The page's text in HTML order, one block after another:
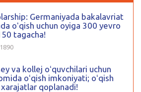
Germaniyada bakalavriat
oʻqish uchun oyiga 300 yevro
tagacha!
va kollej oʻquvchilari uchun
oʻqish imkoniyati; oʻqish
qoplanadi!